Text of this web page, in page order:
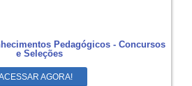
Pedagógicos - Concursos
e Seleções
AGORA!